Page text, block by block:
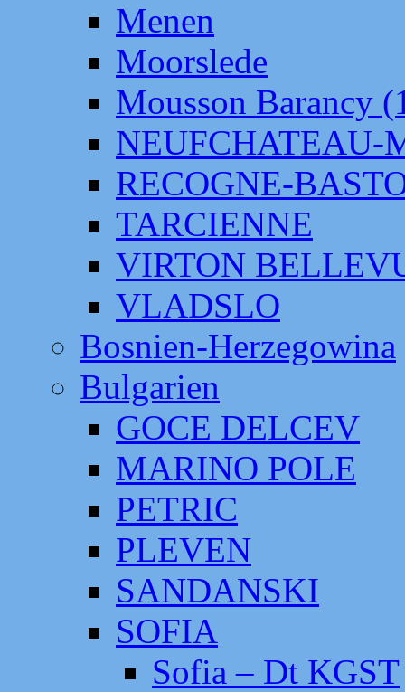
Menen
Moorslede
Mousson Barancy
NEUFCHATEAU-
RECOGNE-
TARCIENNE
VIRTON
VLADSLO
Bosnien-Herzegowina
Bulgarien
GOCE DELCEV
MARINO POLE
PETRIC
PLEVEN
SANDANSKI
SOFIA
Sofia – Dt KGST